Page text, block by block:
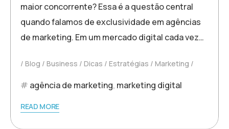
maior concorrente? Essa é a questão central
quando falamos de exclusividade em agências
de marketing. Em um mercado digital cada vez…
Blog Business Dicas Estratégias Marketing
agência de marketing, marketing digital
READ MORE